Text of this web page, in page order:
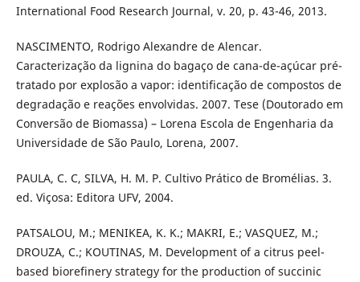
International Food Research Journal, v. 20, p. 43-46, 2013.
NASCIMENTO, Rodrigo Alexandre de Alencar.
Caracterização da lignina do bagaço de cana-de-açúcar pré-
tratado por explosão a vapor: identificação de compostos de
degradação e reações envolvidas. 2007. Tese (Doutorado em
Conversão de Biomassa) – Lorena Escola de Engenharia da
Universidade de São Paulo, Lorena, 2007.
PAULA, C. C, SILVA, H. M. P. Cultivo Prático de Bromélias. 3.
ed. Viçosa: Editora UFV, 2004.
PATSALOU, M.; MENIKEA, K. K.; MAKRI, E.; VASQUEZ, M.;
DROUZA, C.; KOUTINAS, M. Development of a citrus peel-
based biorefinery strategy for the production of succinic